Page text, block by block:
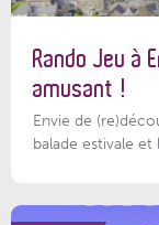
Rando Jeu à
amusant !
Envie de
balade estivale